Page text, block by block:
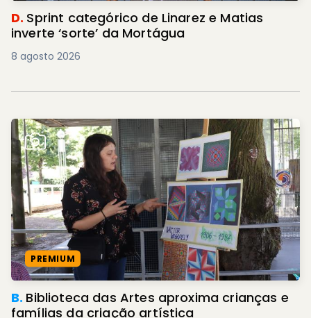
D. Sprint categórico de Linarez e Matias
inverte ‘sorte’ da Mortágua
8 agosto 2026
PREMIUM
B. Biblioteca das Artes aproxima crianças e
famílias da criação artística